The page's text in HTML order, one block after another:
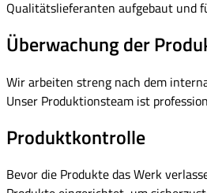
Qualitätslieferanten aufgebaut und
Überwachung der
Wir arbeiten streng nach dem
Unser Produktionsteam ist
Produktkontrolle
Bevor die Produkte das Werk